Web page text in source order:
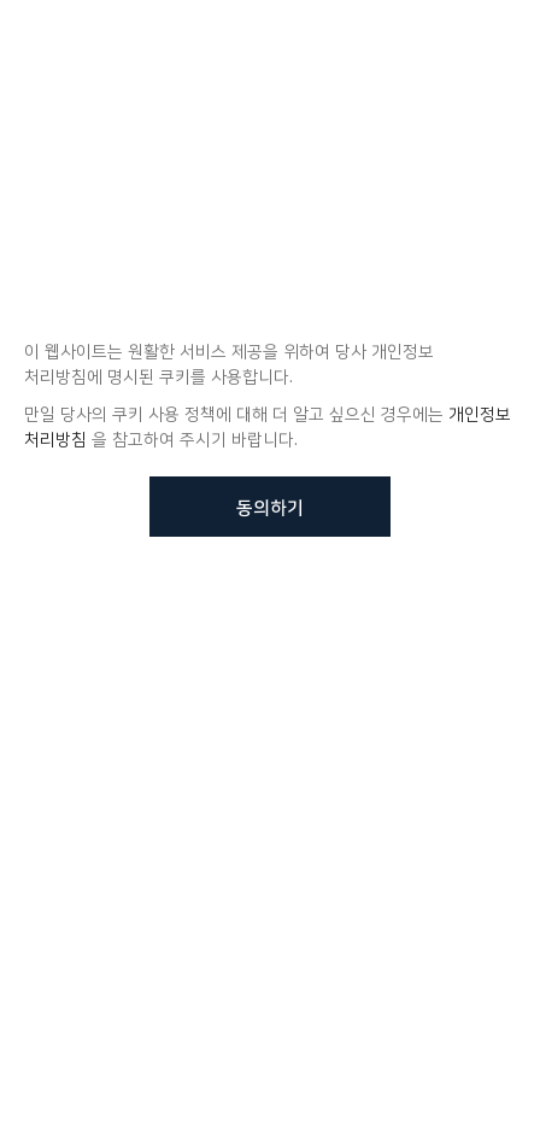
이 웹사이트는 원활한 서비스 제공을 위하여 당사 개인정보
처리방침에 명시된 쿠키를 사용합니다.
만일 당사의 쿠키 사용 정책에 대해 더 알고 싶으신 경우에는 개인정보
처리방침 을 참고하여 주시기 바랍니다.
동의하기